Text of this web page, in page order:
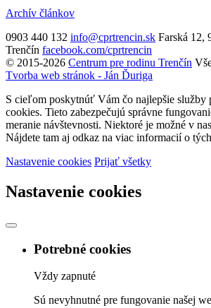
Archív článkov
0903 440 132 info@cprtrencin.sk Farská 12,
Trenčín facebook.com/cprtrencin
© 2015-2026 Centrum pre rodinu Trenčín
Tvorba web stránok - Ján Ďuriga
S cieľom poskytnúť Vám čo najlepšie služby
cookies. Tieto zabezpečujú správne
meranie návštevnosti. Niektoré je možné v
Nájdete tam aj odkaz na viac informacií o
Nastavenie cookies Prijať všetky
Nastavenie cookies
Potrebné cookies
Vždy zapnuté
Sú nevyhnutné pre fungovanie našej